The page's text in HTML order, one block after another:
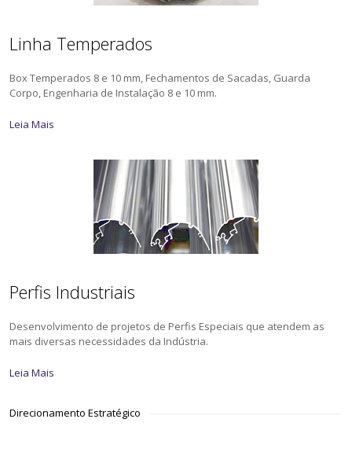
Linha Temperados
Box Temperados 8 e 10 mm, Fechamentos de Sacadas, Guarda
Corpo, Engenharia de Instalação 8 e 10 mm.
Leia Mais
Perfis Industriais
Desenvolvimento de projetos de Perfis Especiais que atendem as
mais diversas necessidades da Indústria.
Leia Mais
Direcionamento Estratégico